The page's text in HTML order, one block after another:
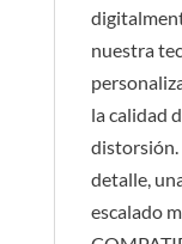
nuestra
la calidad
distorsión.
detalle,
escalado